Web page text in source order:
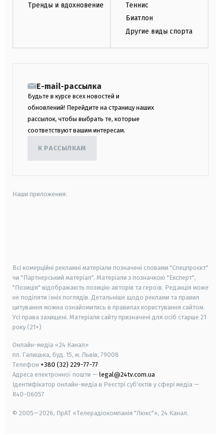
Тренды и вдохновение
Теннис
Биатлон
Другие виды спорта
E-mail-рассылка
Будьте в курсе всех новостей и
обновлений! Перейдите на страницу наших
рассылок, чтобы выбрать те, которые
соответствуют вашим интересам.
К РАССЫЛКАМ
Наши приложения:
Всі комерційні рекламні матеріали позначені словами "Спецпроєкт"
чи "Партнерський матеріал". Матеріали з позначкою "Експерт",
"Позиція" відображають позицію авторів та героїв. Редакція може
не поділяти їхніх поглядів. Детальніше щодо реклами та правил
цитування можна ознайомитись в правилах користування сайтом.
Усі права захищені. Матеріали сайту призначені для осіб старше 21
року (21+)
Онлайн-медіа «24 Канал»
пл. Галицька, буд. 15, м. Львів, 79008
Телефон +380 (32) 229-77-77
Адреса електронної пошти — legal@24tv.com.ua
Ідентифікатор онлайн-медіа в Реєстрі суб'єктів у сфері медіа —
R40-06057
© 2005—2026, ПрАТ «Телерадіокомпанія "Люкс"», 24 Канал.